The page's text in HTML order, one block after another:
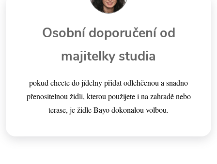
Osobní doporučení od
majitelky studia
pokud chcete do jídelny přidat odlehčenou a snadno
přenositelnou židli, kterou použijete i na zahradě nebo
terase, je židle Bayo dokonalou volbou.